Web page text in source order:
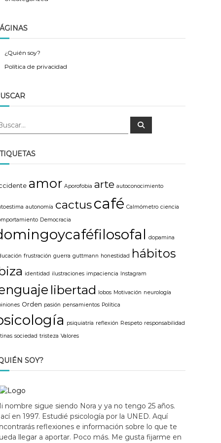
¿Quién soy?
Política de privacidad
B
amor Aporofobia arte autoconocimiento
autonomía cactuscafé Calmómetro ciencia
Democracia
dopamina
frustración guerra guttmann honestidad hábitos
identidad ilustraciones impaciencia Instagram
libertad lobos Motivación neurología
Orden pasión pensamientos Política
psiquiatría reflexión Respeto responsabilidad
sociedad tristeza Valores
SOY?
nombre sigue siendo Nora y ya no tengo 25 años.
en 1997. Estudié psicología por la UNED. Aquí
reflexiones e información sobre lo que te
llegar a aportar. Poco más. Me gusta fijarme en